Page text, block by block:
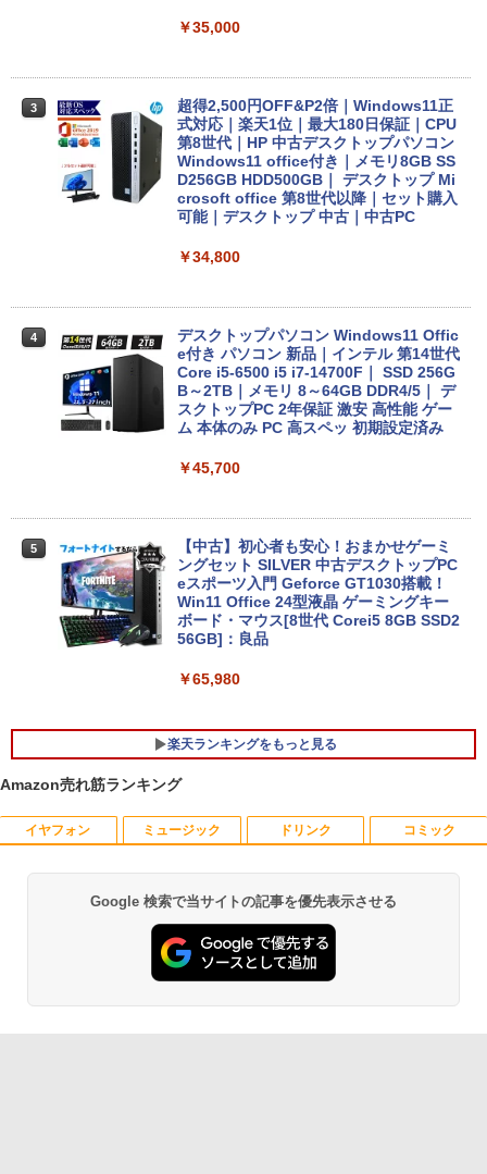
dynabook B55 シリーズ 15.6インチ Co
re i5 第6世代 メモリ8 GSSD128G Wind
ows11 DVDドライブ Bluetooth HDMI O
ffice付き 中古パソコン 中古ノートPC 整
備済み
￥14,555
ws11 Office付｜スペック Core i5 第7世
代 メモリ 8GB 大容量 HDD 500GB テン
キー DVDドライブ搭載 CD DVD 再生可
｜中古パソコン 中古ノートパソコン 中古
PC オフィス搭載
応】Webカメラ&テンキー付き ノートパ
ソコン 中古 パソコン メモリ 8GB 最大3
2GB 新品 SSD 256GB 高性能 第8世代 C
ore i5搭載 DVD 中古ノートパソコン Win
dows11 Pro 店長オススメ おまかせ 15.6
型 無線LAN office付き 2026 福袋 ギフト
￥29,800
￥35,000
3
超得2,500円OFF&P2倍｜Windows11正
式対応｜楽天1位｜最大180日保証｜CPU
第8世代｜HP 中古デスクトップパソコン
Windows11 office付き｜メモリ8GB SS
D256GB HDD500GB｜ デスクトップ Mi
crosoft office 第8世代以降｜セット購入
可能｜デスクトップ 中古｜中古PC
￥34,800
4
デスクトップパソコン Windows11 Offic
e付き パソコン 新品｜インテル 第14世代
Core i5-6500 i5 i7-14700F｜ SSD 256G
B～2TB｜メモリ 8～64GB DDR4/5｜ デ
スクトップPC 2年保証 激安 高性能 ゲー
ム 本体のみ PC 高スペッ 初期設定済み
￥45,700
5
【中古】初心者も安心！おまかせゲーミ
ングセット SILVER 中古デスクトップPC
eスポーツ入門 Geforce GT1030搭載！
Win11 Office 24型液晶 ゲーミングキー
ボード・マウス[8世代 Corei5 8GB SSD2
56GB]：良品
￥65,980
楽天ランキングをもっと見る
1
【中古良品】【安心保証】Princeton 21.
WDE-22W / PTFBDE-22W ブラック/ ホ
ワイト色 スピーカー搭載 プリンストン
￥4,050
1
ちいかわ なんか小さくてかわいいやつ
トアルバム付き特装版 （講談社キャラク
ターズA） [ ナガノ ]
￥3,630
Amazon売れ筋ランキング
イヤフォン
Anker Soundcore P40i オフホワイト
￥7,990
ミュージック
BRUCE WAYNE feat. Flo Milli, ATL Jacob
[Explicit]
￥250
ドリンク
【Amazon.co.jp限定】 い・ろ・は・す 2L P
ET ラベルレス ×8本
￥1,112
コミック
薬屋のひとりごと 17巻 (デジタル版ビッグガ
ンガンコミックス)
￥770
Google 検索で当サイトの記事を優先表示させる